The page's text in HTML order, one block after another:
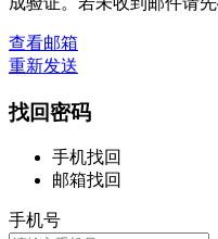
查看邮箱
重新发送
找回密码
手机找回
邮箱找回
手机号